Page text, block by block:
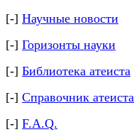
[-] Научные новости
[-] Горизонты науки
[-] Библиотека атеиста
[-] Справочник атеиста
[-] F.A.Q.